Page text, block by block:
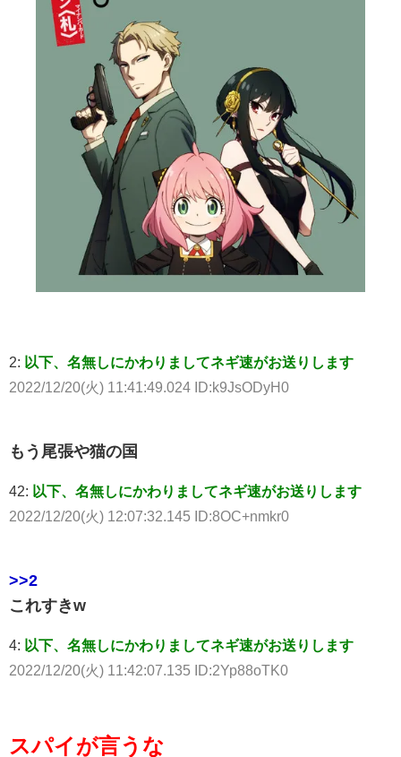
2: 以下、名無しにかわりましてネギ速がお送りします
2022/12/20(火) 11:41:49.024 ID:k9JsODyH0
もう尾張や猫の国
42: 以下、名無しにかわりましてネギ速がお送りします
2022/12/20(火) 12:07:32.145 ID:8OC+nmkr0
>>2
これすきw
4: 以下、名無しにかわりましてネギ速がお送りします
2022/12/20(火) 11:42:07.135 ID:2Yp88oTK0
スパイが言うな